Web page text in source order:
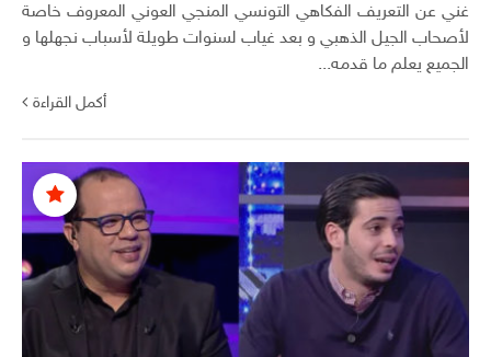
غني عن التعريف الفكاهي التونسي المنجي العوني المعروف خاصة
لأصحاب الجيل الذهبي و بعد غياب لسنوات طويلة لأسباب نجهلها و
الجميع يعلم ما قدمه...
أكمل القراءة